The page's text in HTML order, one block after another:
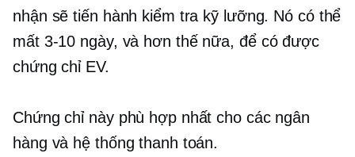
nhận sẽ tiến hành kiểm tra kỹ lưỡng. Nó có thể
mất 3-10 ngày, và hơn thế nữa, để có được
chứng chỉ EV.
Chứng chỉ này phù hợp nhất cho các ngân
hàng và hệ thống thanh toán.